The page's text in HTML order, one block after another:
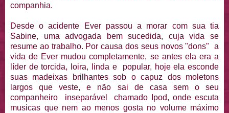
companhia.
Desde o acidente Ever passou a morar com sua tia
Sabine, uma advogada bem sucedida, cuja vida se
resume ao trabalho. Por causa dos seus novos "dons" a
vida de Ever mudou completamente, se antes ela era a
líder de torcida, loira, linda e popular, hoje ela esconde
suas madeixas brilhantes sob o capuz dos moletons
largos que veste, e não sai de casa sem o seu
companheiro inseparável chamado Ipod, onde escuta
musicas que nem ao menos gosta no volume máximo